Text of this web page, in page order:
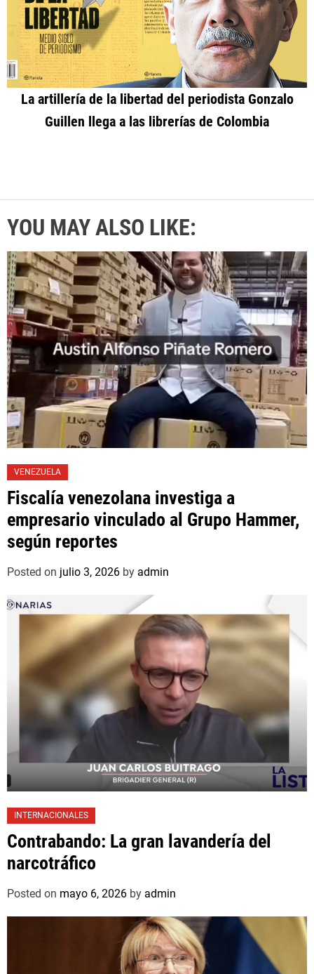
La artillería de la libertad del periodista Gonzalo
Guillen llega a las librerías de Colombia
YOU MAY ALSO LIKE:
VENEZUELA
Fiscalía venezolana investiga a
empresario vinculado al Grupo Hammer,
según reportes
Posted on julio 3, 2026 by admin
INTERNACIONALES
Contrabando: La gran lavandería del
narcotráfico
Posted on mayo 6, 2026 by admin